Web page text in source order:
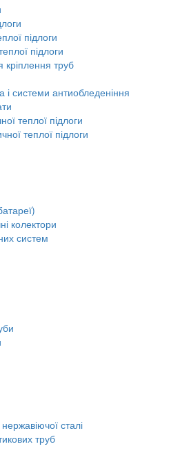
підлоги
підлоги
кріплення труб
і системи антиобледеніння
теплої підлоги
теплої підлоги
колектори
систем
сталі
труб